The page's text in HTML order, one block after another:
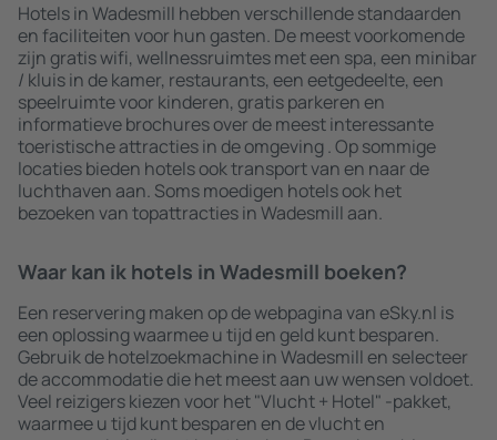
Hotels in Wadesmill hebben verschillende standaarden
en faciliteiten voor hun gasten. De meest voorkomende
zijn gratis wifi, wellnessruimtes met een spa, een minibar
/ kluis in de kamer, restaurants, een eetgedeelte, een
speelruimte voor kinderen, gratis parkeren en
informatieve brochures over de meest interessante
toeristische attracties in de omgeving . Op sommige
locaties bieden hotels ook transport van en naar de
luchthaven aan. Soms moedigen hotels ook het
bezoeken van topattracties in Wadesmill aan.
Waar kan ik hotels in Wadesmill boeken?
Een reservering maken op de webpagina van eSky.nl is
een oplossing waarmee u tijd en geld kunt besparen.
Gebruik de hotelzoekmachine in Wadesmill en selecteer
de accommodatie die het meest aan uw wensen voldoet.
Veel reizigers kiezen voor het "Vlucht + Hotel" -pakket,
waarmee u tijd kunt besparen en de vlucht en